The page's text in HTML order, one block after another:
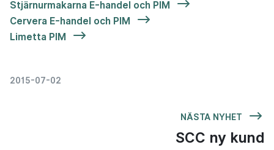
Stjärnurmakarna E-handel och PIM
Cervera E-handel och PIM
Limetta PIM
2015-07-02
NÄSTA NYHET
SCC ny kund